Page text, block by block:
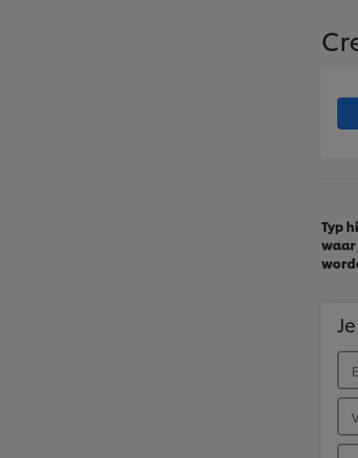
Typ
waar